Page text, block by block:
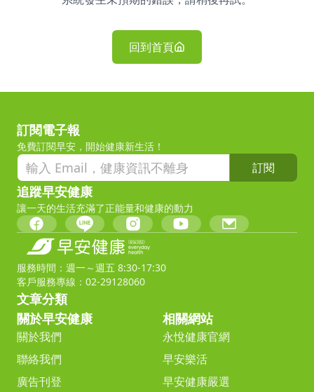
回到首頁
訂閱電子報
免費訂閱早安，開始健康新生活！
訂閱
追蹤早安健康
讓一天的生活充滿了正能量和健康的動力
服務時間：週一～週五 8:30-17:30
客戶服務專線：02-29128060
文章分類
關於早安健康
關於我們
聯絡我們
廣告刊登
相關網站
永悅健康官網
早安樂活
早安健康嚴選